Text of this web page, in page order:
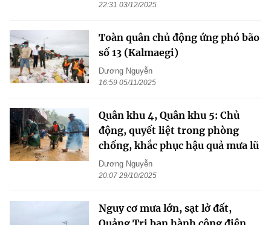
22:31 03/12/2025
Toàn quân chủ động ứng phó bão
số 13 (Kalmaegi)
Dương Nguyễn
16:59 05/11/2025
Quân khu 4, Quân khu 5: Chủ
động, quyết liệt trong phòng
chống, khắc phục hậu quả mưa lũ
Dương Nguyễn
20:07 29/10/2025
Nguy cơ mưa lớn, sạt lở đất,